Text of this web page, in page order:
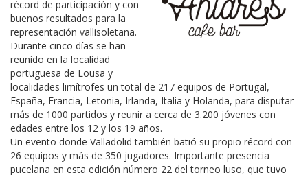
récord de participación y con
buenos resultados para la
representación vallisoletana.
Durante cinco días se han
reunido en la localidad
portuguesa de Lousa y
localidades limítrofes un total de 217 equipos de Portugal,
España, Francia, Letonia, Irlanda, Italia y Holanda, para disputar
más de 1000 partidos y reunir a cerca de 3.200 jóvenes con
edades entre los 12 y los 19 años.
Un evento donde Valladolid también batió su propio récord con
26 equipos y más de 350 jugadores. Importante presencia
pucelana en esta edición número 22 del torneo luso, que tuvo